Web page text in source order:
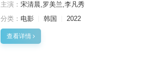
主演： 宋清晨,罗美兰,李凡秀
分类： 电影 韩国 2022
查看详情